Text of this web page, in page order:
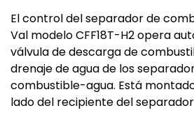
El control del separador de
Val modelo CFF18T-H2 opera
válvula de descarga de
drenaje de agua de los
combustible-agua. Está
lado del recipiente del